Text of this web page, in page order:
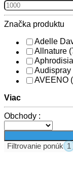
Značka produktu
Adelle
Allnature
Aphrodisia
Audispray
AVEENO
Viac
Obchody :
Filtrovanie ponúk 1